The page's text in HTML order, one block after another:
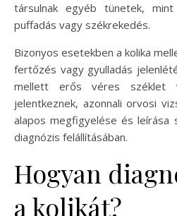
társulnak egyéb tünetek, mint
puffadás vagy székrekedés.
Bizonyos esetekben a kolika
fertőzés vagy gyulladás
mellett erős véres széklet
jelentkeznek, azonnali orvosi
alapos megfigyelése és
diagnózis felállításában.
Hogyan
a kolikát?